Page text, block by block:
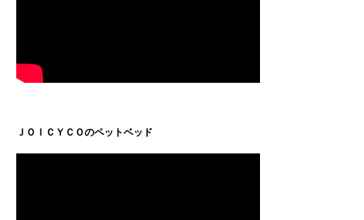
ＪＯＩＣＹＣＯのペットベッド